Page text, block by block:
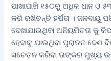
ପାଖାପାଖି ୧୫୦ରୁ ଅଧିକ ଧାନ ଓ
କରି ରଖିଚନ୍ତି ହର୍ଷିତା । ଜଳବାୟୁ
ଦେଖାଯାଉଥିବା ଅନିୟମିତତା କୁ
ହେବାକୁ ଯାଉଥିବା ପୁରାତନ ଦେଶ
ସଚେତନ କରିବା ତାଙ୍କର ମୁଖ୍ୟ